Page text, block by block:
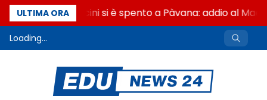
ULTIMA ORA
Francesco Guccini si è spento a Pàvana: addio al
Loading...